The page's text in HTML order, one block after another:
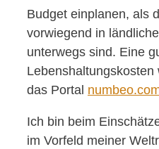
Budget einplanen, als
vorwiegend in
unterwegs sind. Eine
das Portal
Ich bin beim
im Vorfeld meiner